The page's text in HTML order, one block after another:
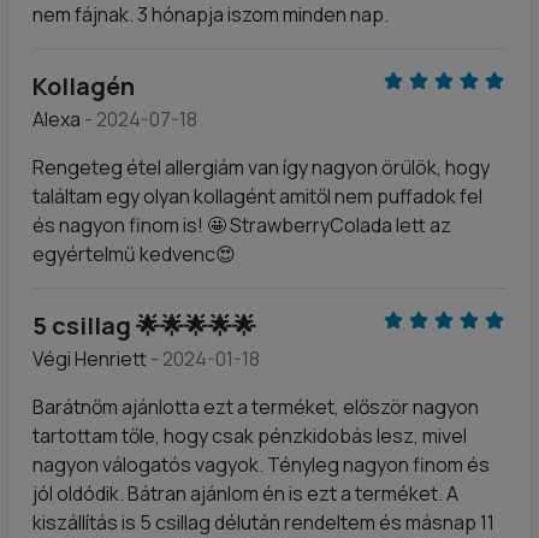
nem fájnak. 3 hónapja iszom minden nap.
Kollagén
Alexa - 2024-07-18
Rengeteg étel allergiám van így nagyon örülök, hogy
találtam egy olyan kollagént amitől nem puffadok fel
és nagyon finom is! 🤩 StrawberryColada lett az
egyértelmű kedvenc😍
5 csillag 🌟🌟🌟🌟🌟
Végi Henriett- 2024-01-18
Barátnőm ajánlotta ezt a terméket, először nagyon
tartottam tőle, hogy csak pénzkidobás lesz, mivel
nagyon válogatós vagyok. Tényleg nagyon finom és
jól oldódik. Bátran ajánlom én is ezt a terméket. A
kiszállítás is 5 csillag délután rendeltem és másnap 11